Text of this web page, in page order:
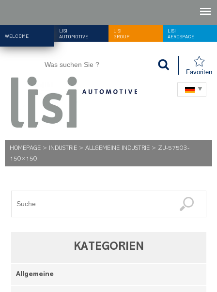
WELCOME
LISI
AUTOMOTIVE
LISI
GROUP
LISI
AEROSPACE
Favoriten
HOMEPAGE > INDUSTRIE > ALLGEMEINE INDUSTRIE > ZU-57503-
150×150
KATEGORIEN
Allgemeine